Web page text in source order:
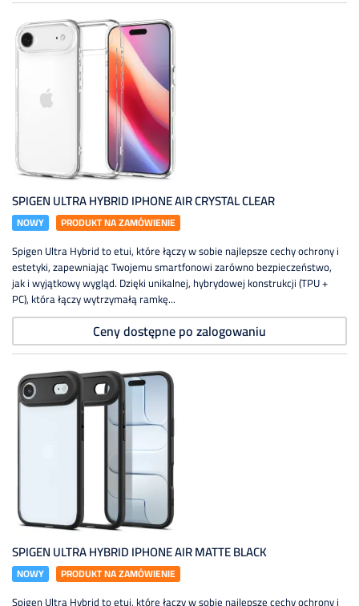
SPIGEN ULTRA HYBRID IPHONE AIR CRYSTAL CLEAR
NOWY PRODUKT NA ZAMÓWIENIE
Spigen Ultra Hybrid to etui, które łączy w sobie najlepsze cechy ochrony i
estetyki, zapewniając Twojemu smartfonowi zarówno bezpieczeństwo,
jak i wyjątkowy wygląd. Dzięki unikalnej, hybrydowej konstrukcji (TPU +
PC), która łączy wytrzymałą ramkę...
Ceny dostępne po zalogowaniu
SPIGEN ULTRA HYBRID IPHONE AIR MATTE BLACK
NOWY PRODUKT NA ZAMÓWIENIE
Spigen Ultra Hybrid to etui, które łączy w sobie najlepsze cechy ochrony i